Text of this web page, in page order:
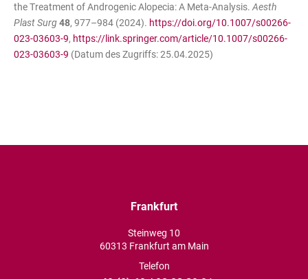
the Treatment of Androgenic Alopecia: A Meta-Analysis. Aesth
Plast Surg48, 977–984 (2024). https://doi.org/10.1007/s00266-
023-03603-9, https://link.springer.com/article/10.1007/s00266-
023-03603-9 (Datum des Zugriffs: 25.04.2025)
Frankfurt
Steinweg 10
60313 Frankfurt am Main
Telefon